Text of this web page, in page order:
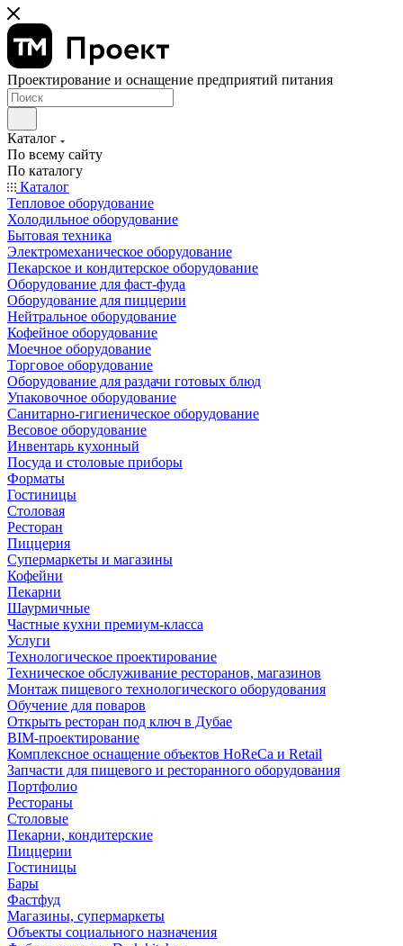
Проектирование и оснащение предприятий питания
Каталог
По всему сайту
По каталогу
Каталог
Тепловое оборудование
Холодильное оборудование
Бытовая техника
Электромеханическое оборудование
Пекарское и кондитерское оборудование
Оборудование для фаст-фуда
Оборудование для пиццерии
Нейтральное оборудование
Кофейное оборудование
Моечное оборудование
Торговое оборудование
Оборудование для раздачи готовых блюд
Упаковочное оборудование
Санитарно-гигиеническое оборудование
Весовое оборудование
Инвентарь кухонный
Посуда и столовые приборы
Форматы
Гостиницы
Столовая
Ресторан
Пиццерия
Супермаркеты и магазины
Кофейни
Пекарни
Шаурмичные
Частные кухни премиум-класса
Услуги
Технологическое проектирование
Техническое обслуживание ресторанов, магазинов
Монтаж пищевого технологического оборудования
Обучение для поваров
Открыть ресторан под ключ в Дубае
BIM-проектирование
Комплексное оснащение объектов HoReCa и Retail
Запчасти для пищевого и ресторанного оборудования
Портфолио
Рестораны
Столовые
Пекарни, кондитерские
Пиццерии
Гостиницы
Бары
Фастфуд
Магазины, супермаркеты
Объекты социального назначения